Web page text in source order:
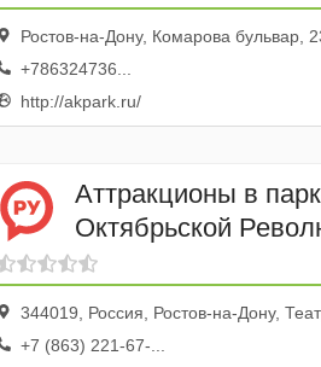
Ростов-на-Дону, Комарова бульвар,
+786324736...
http://akpark.ru/
Аттракционы в
Октябрьской
344019, Россия, Ростов-на-Дону, Театральная
+7 (863) 221-67-...